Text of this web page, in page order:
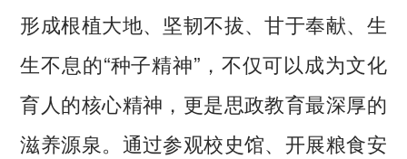
形成根植大地、坚韧不拔、甘于奉献、生
生不息的“种子精神”，不仅可以成为文化
育人的核心精神，更是思政教育最深厚的
滋养源泉。通过参观校史馆、开展粮食安